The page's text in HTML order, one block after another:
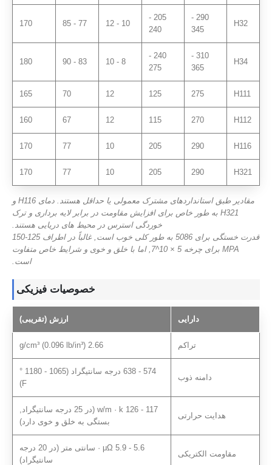
H32
290 -
345
205 -
240
10 - 12
77 - 85
170
H34
310 -
365
240 -
275
8 - 10
83 - 90
180
H111
275
125
12
70
165
H112
270
115
12
67
160
H116
290
205
10
77
170
H321
290
205
10
77
170
مقادیر طبق استانداردهای مشترک معمولی یا حداقل هستند. دمای H116 و
H321 به طور خاص برای افزایش مقاومت در برابر لایه برداری و ترک
خوردگی استرس در محیط های دریایی هستند.
قدرت خستگی برای 5086 به طور کلی خوب است, غالباً در اطراف 125-150
MPA برای چرخه 5 × 10^7, اما با خلق و خوی و شرایط خاص متفاوت
است.
خصوصیات فیزیکی
دارایی ارزش (تقریبی)
تراکم 2.66 g/cm³ (0.096 lb/in³)
دامنه ذوب
574 - 638 درجه سانتیگراد (1065 - 1180 °
F)
هدایت حرارتی
117 - 126 w/m · k (در 25 درجه سانتیگراد,
بستگی به خلق و خوی دارد)
مقاومت الکتریکی
5.6 - 5.9 μΩ · سانتی متر (در 20 درجه
سانتیگراد)